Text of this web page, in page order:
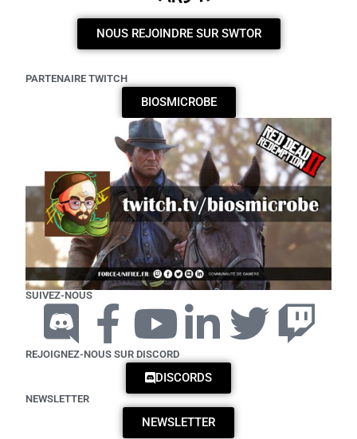
NOUS REJOINDRE SUR SWTOR
PARTENAIRE TWITCH
BIOSMICROBE
SUIVEZ-NOUS
REJOIGNEZ-NOUS SUR DISCORD
DISCORDS
NEWSLETTER
NEWSLETTER